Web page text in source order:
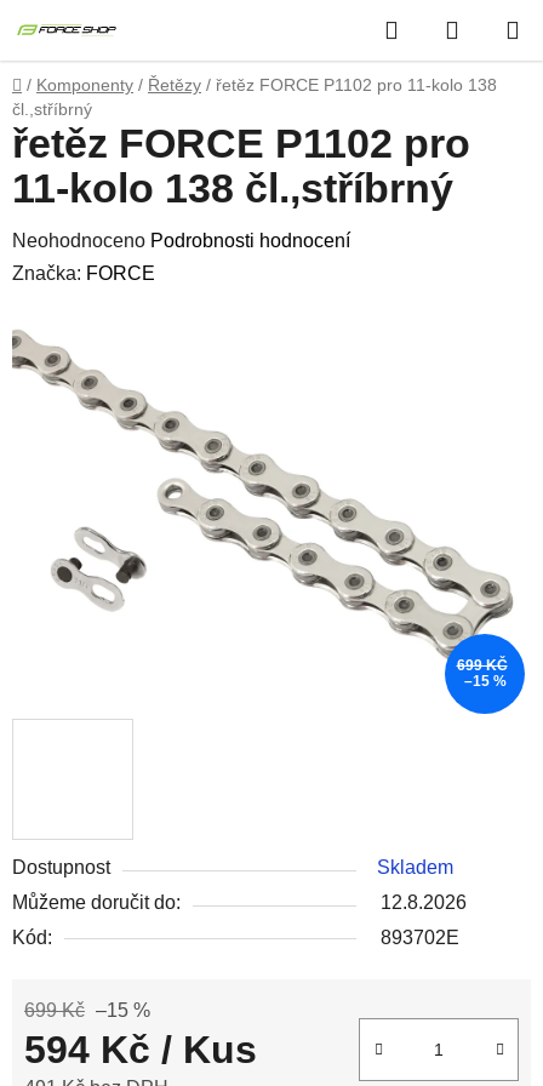
na
obsah
Hledat
KOŠÍK
Domů
/ Komponenty / Řetězy / řetěz FORCE P1102 pro 11-kolo 138
čl.,stříbrný
Dostupnost
Skladem
Můžeme doručit do:
12.8.2026
Kód:
893702E
699 Kč –15 %
594 Kč / Kus
řetěz FORCE P1102 pro
11-kolo 138 čl.,stříbrný
Průměrné
hodnocení
je
0,0
Neohodnoceno Podrobnosti hodnocení
Značka: FORCE
699 KČ
–15 %